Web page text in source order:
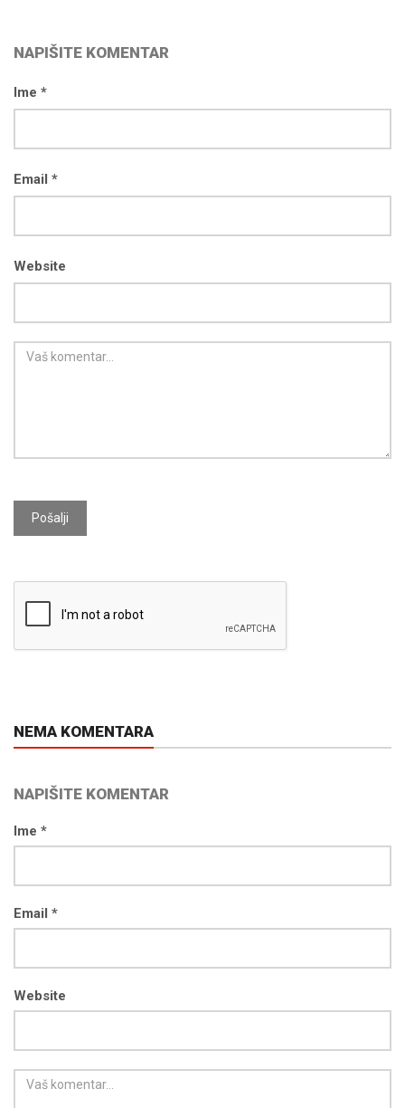
NAPIŠITE KOMENTAR
Ime *
Email *
Website
Pošalji
NEMA KOMENTARA
NAPIŠITE KOMENTAR
Ime *
Email *
Website